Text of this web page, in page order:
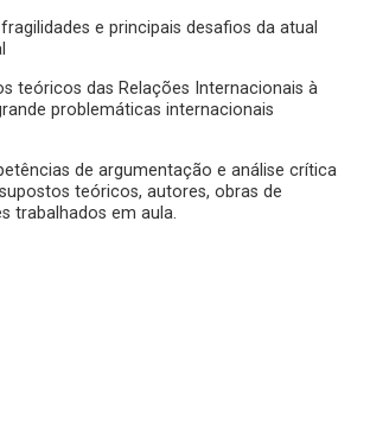
e principais desafios da atual
teóricos das Relações Internacionais à
problemáticas internacionais
de argumentação e análise crítica
teóricos, autores, obras de
trabalhados em aula.